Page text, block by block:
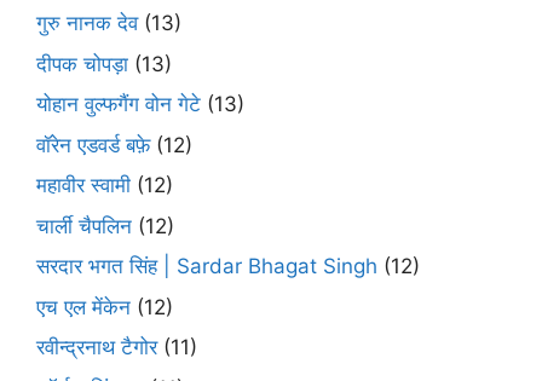
गुरु नानक देव(13)
दीपक चोपड़ा (13)
योहान वुल्फगैंग वोन गेटे (13)
वॉरेन एडवर्ड बफ़े(12)
महावीर स्वामी (12)
चार्ली चैपलिन (12)
सरदार भगत सिंह | Sardar Bhagat Singh (12)
एच एल मेंकेन (12)
रवीन्द्रनाथ टैगोर(11)